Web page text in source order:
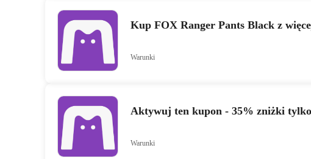
Kup FOX Ranger Pants Black z
Warunki
Aktywuj ten kupon - 35% zniżki
Warunki